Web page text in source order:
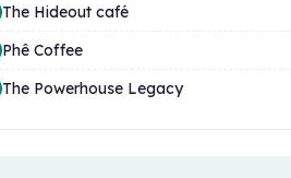
The Hideout café
Phê Coffee
The Powerhouse Legacy